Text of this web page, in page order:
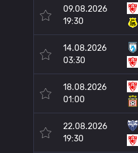
09.08.2026
19:30
14.08.2026
03:30
18.08.2026
01:00
22.08.2026
19:30